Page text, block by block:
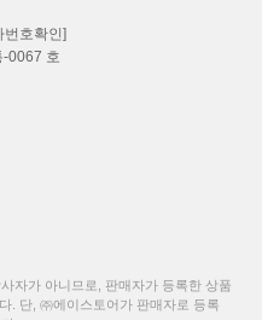
번호확인]
-0067 호
자가 아니므로, 판매자가 등록한 상품
. 단, ㈜에이스토어가 판매자로 등록